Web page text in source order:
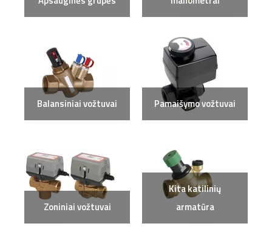
Balansiniai vožtuvai Pamaišymo vožtuvai
Zoniniai vožtuvai
Kita katilinių
armatūra